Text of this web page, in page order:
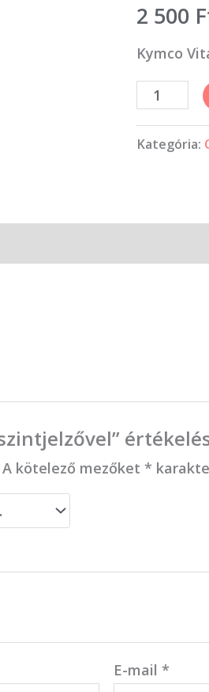
2 500
Kymco
Kategória:
A kötelező mezőket*
E-mail *